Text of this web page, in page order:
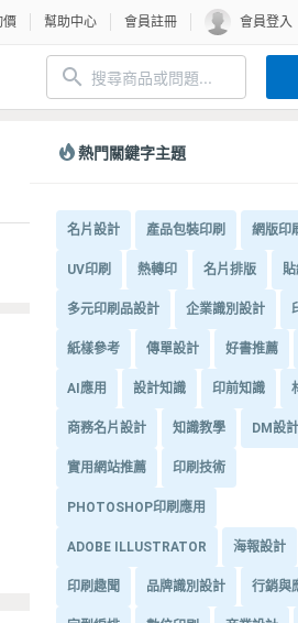
價 幫助中心 會員註冊 會員登入
熱門關鍵字主題
名片設計 產品包裝印刷 網版印
UV印刷 熱轉印 名片排版
多元印刷品設計 企業識別設計
紙樣參考 傳單設計 好書推薦
AI應用 設計知識 印前知識
商務名片設計 知識教學 DM設計
實用網站推薦 印刷技術
PHOTOSHOP印刷應用
ADOBE ILLUSTRATOR 海報設計
印刷趣聞 品牌識別設計 行銷與